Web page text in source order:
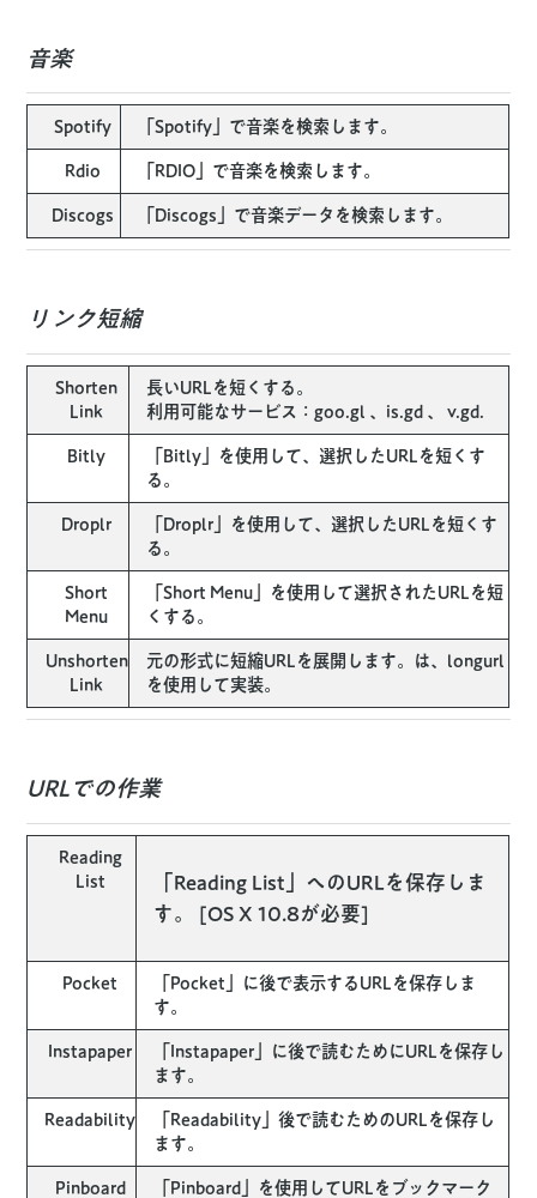
音楽
Spotify 「Spotify」で音楽を検索します。
Rdio 「RDIO」で音楽を検索します。
Discogs 「Discogs」で音楽データを検索します。
リンク短縮
Shorten
Link
長いURLを短くする。
利用可能なサービス：goo.gl 、is.gd 、 v.gd.
Bitly
「Bitly」を使用して、選択したURLを短くす
る。
Droplr
「Droplr」を使用して、選択したURLを短くす
る。
Short
Menu
「Short Menu」を使用して選択されたURLを短
くする。
Unshorten
Link
元の形式に短縮URLを展開します。は、longurl
を使用して実装。
URLでの作業
Reading
List
「Reading List」へのURLを保存しま
す。 [OS X 10.8が必要]
Pocket
「Pocket」に後で表示するURLを保存しま
す。
Instapaper
「Instapaper」に後で読むためにURLを保存し
ます。
Readability
「Readability」後で読むためのURLを保存し
ます。
Pinboard
「Pinboard」を使用してURLをブックマーク